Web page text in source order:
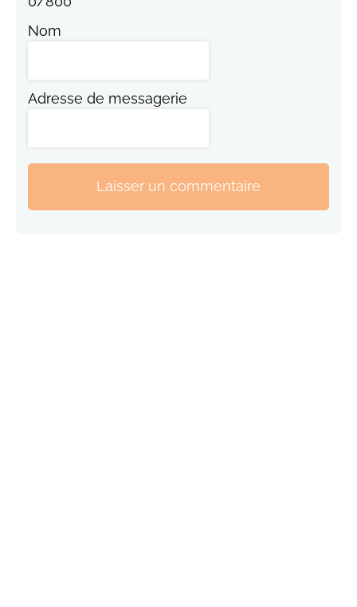
Nom
Adresse de messagerie
Laisser un commentaire